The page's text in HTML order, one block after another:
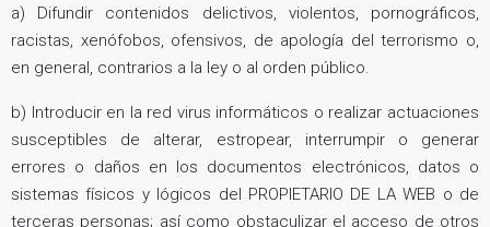
a) Difundir contenidos delictivos, violentos, pornográficos,
racistas, xenófobos, ofensivos, de apología del terrorismo o,
en general, contrarios a la ley o al orden público.
b) Introducir en la red virus informáticos o realizar actuaciones
susceptibles de alterar, estropear, interrumpir o generar
errores o daños en los documentos electrónicos, datos o
sistemas físicos y lógicos del PROPIETARIO DE LA WEB o de
terceras personas; así como obstaculizar el acceso de otros